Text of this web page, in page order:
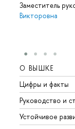
Заместитель
Викторовна
О ВЫШКЕ
Цифры и факты
Руководство и
Устойчивое